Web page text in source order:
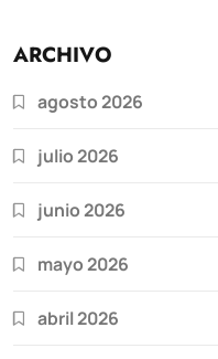
ARCHIVO
agosto 2026
julio 2026
junio 2026
mayo 2026
abril 2026